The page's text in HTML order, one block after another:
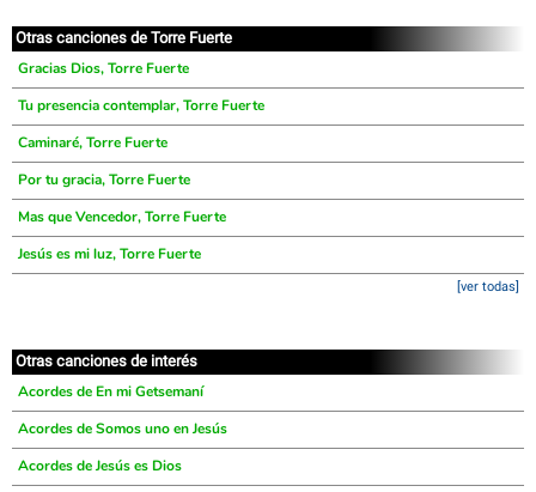
Otras canciones de Torre Fuerte
Gracias Dios, Torre Fuerte
Tu presencia contemplar, Torre Fuerte
Caminaré, Torre Fuerte
Por tu gracia, Torre Fuerte
Mas que Vencedor, Torre Fuerte
Jesús es mi luz, Torre Fuerte
[ver todas]
Otras canciones de interés
Acordes de En mi Getsemaní
Acordes de Somos uno en Jesús
Acordes de Jesús es Dios